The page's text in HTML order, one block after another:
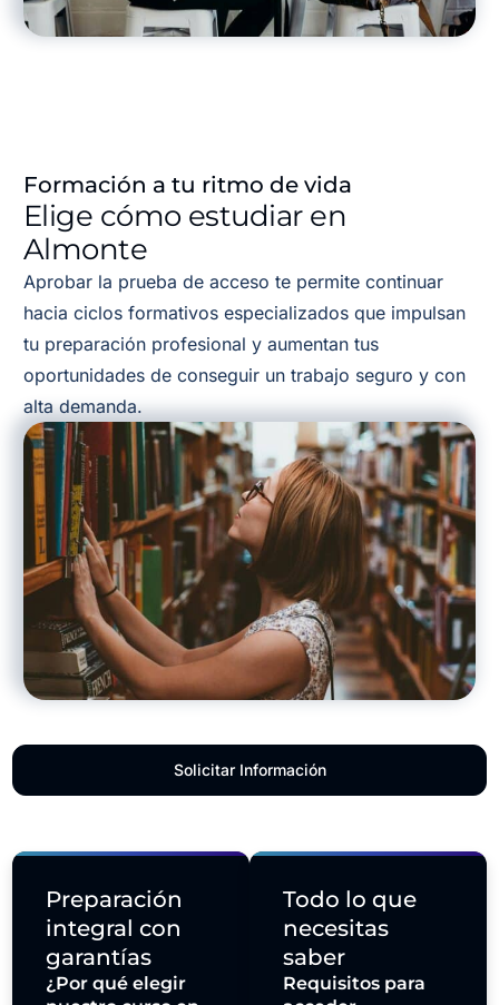
Formación a tu ritmo de vida
Elige cómo estudiar en
Almonte
Aprobar la prueba de acceso te permite continuar
hacia ciclos formativos especializados que impulsan
tu preparación profesional y aumentan tus
oportunidades de conseguir un trabajo seguro y con
alta demanda.
Preparación
integral con
garantías
¿Por qué elegir
Todo lo que
necesitas
saber
Requisitos para
Solicitar Información